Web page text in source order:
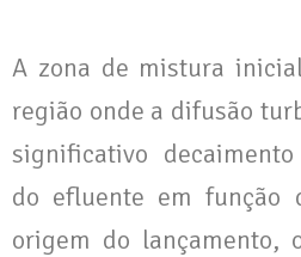
A zona de mistura
região onde a difusão
significativo
do efluente em função
origem do lançamento,